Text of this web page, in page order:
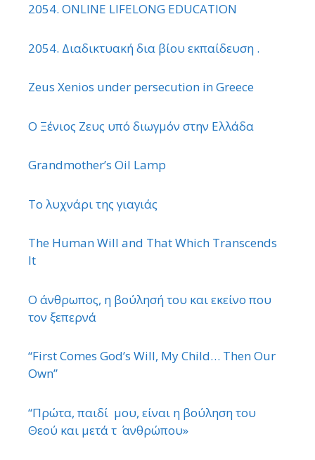
2054. ONLINE LIFELONG EDUCATION
2054. Διαδικτυακή δια βίου εκπαίδευση .
Zeus Xenios under persecution in Greece
Ο Ξένιος Ζευς υπό διωγμόν στην Ελλάδα
Grandmother’s Oil Lamp
Το λυχνάρι της γιαγιάς
The Human Will and That Which Transcends
It
Ο άνθρωπος, η βούλησή του και εκείνο που
τον ξεπερνά
“First Comes God’s Will, My Child… Then Our
Own”
“Πρώτα, παιδί μου, είναι η βούληση του
Θεού και μετά τ ΄ ανθρώπου»